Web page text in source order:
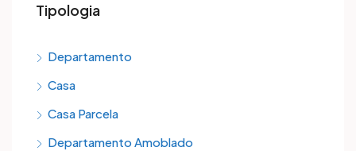
Tipologia
Departamento
Casa
Casa Parcela
Departamento Amoblado